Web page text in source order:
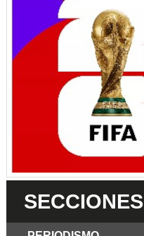
SECCIONES